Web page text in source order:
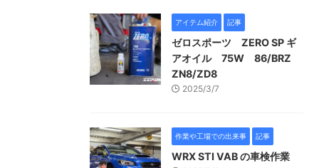
アイテム紹介 記事
ゼロスポーツ ZERO SP ギ
アオイル 75W 86/BRZ
ZN8/ZD8
2025/3/7
作業や工場での出来事 記事
WRX STI VAB の車検作業